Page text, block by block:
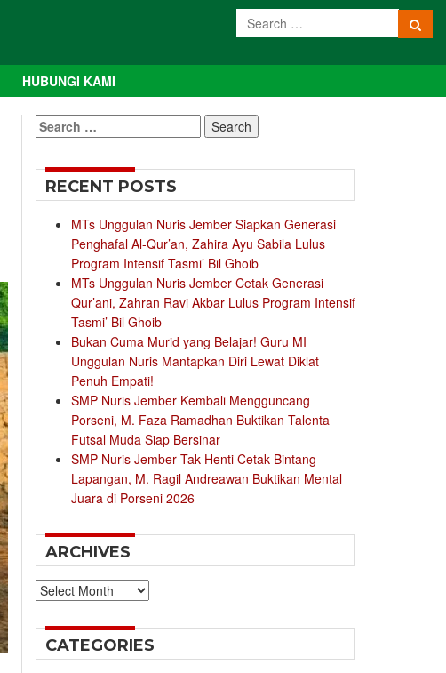
HUBUNGI KAMI
Search
for:
RECENT POSTS
MTs Unggulan Nuris Jember Siapkan Generasi
Penghafal Al-Qur’an, Zahira Ayu Sabila Lulus
Program Intensif Tasmi’ Bil Ghoib
MTs Unggulan Nuris Jember Cetak Generasi
Qur’ani, Zahran Ravi Akbar Lulus Program Intensif
Tasmi’ Bil Ghoib
Bukan Cuma Murid yang Belajar! Guru MI
Unggulan Nuris Mantapkan Diri Lewat Diklat
Penuh Empati!
SMP Nuris Jember Kembali Mengguncang
Porseni, M. Faza Ramadhan Buktikan Talenta
Futsal Muda Siap Bersinar
SMP Nuris Jember Tak Henti Cetak Bintang
Lapangan, M. Ragil Andreawan Buktikan Mental
Juara di Porseni 2026
ARCHIVES
Archives
CATEGORIES